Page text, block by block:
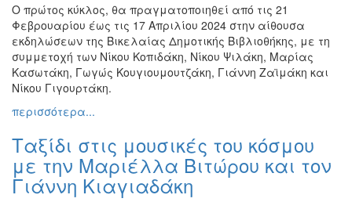
Ο πρώτος κύκλος, θα πραγματοποιηθεί από τις 21
Φεβρουαρίου έως τις 17 Απριλίου 2024 στην αίθουσα
εκδηλώσεων της Βικελαίας Δημοτικής Βιβλιοθήκης, με τη
συμμετοχή των Νίκου Κοπιδάκη, Νίκου Ψιλάκη, Μαρίας
Κασωτάκη, Γωγώς Κουγιουμουτζάκη, Γιάννη Ζαϊμάκη και
Νίκου Γιγουρτάκη.
περισσότερα...
Ταξίδι στις μουσικές του κόσμου
με την Μαριέλλα Βιτώρου και τον
Γιάννη Κιαγιαδάκη